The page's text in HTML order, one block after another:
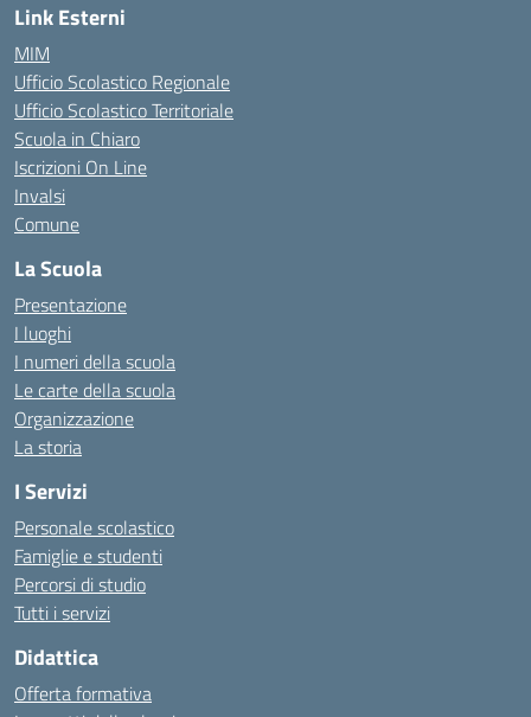
Link Esterni
MIM
Ufficio Scolastico Regionale
Ufficio Scolastico Territoriale
Scuola in Chiaro
Iscrizioni On Line
Invalsi
Comune
La Scuola
Presentazione
I luoghi
I numeri della scuola
Le carte della scuola
Organizzazione
La storia
I Servizi
Personale scolastico
Famiglie e studenti
Percorsi di studio
Tutti i servizi
Didattica
Offerta formativa